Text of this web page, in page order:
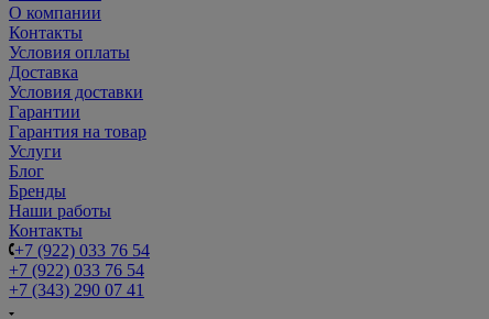
О компании
Контакты
Условия оплаты
Доставка
Условия доставки
Гарантии
Гарантия на товар
Услуги
Блог
Бренды
Наши работы
Контакты
+7 (922) 033 76 54
+7 (922) 033 76 54
+7 (343) 290 07 41